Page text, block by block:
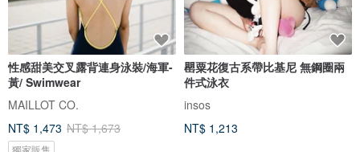
性感甜美交叉露背連身泳裝/海軍-
黃/ Swimwear
MAILLOT CO.
NT$ 1,473 NT$ 1,673
罌粟花復古系帶比基尼 無鋼圈兩
件式泳衣
insos
NT$ 1,213